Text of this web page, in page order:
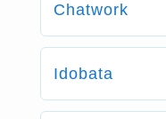
Chatwork
Idobata